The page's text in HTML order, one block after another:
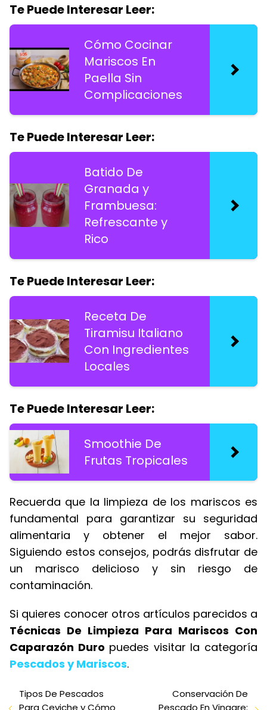
Te Puede Interesar Leer:
Cómo Cocinar
Mariscos En
Paella Sin
Complicaciones
Te Puede Interesar Leer:
Batido De
Granada y
Frambuesa:
Refrescante y
Rico
Te Puede Interesar Leer:
Receta De
Tiramisu Italiano
Con Ingredientes
Locales
Te Puede Interesar Leer:
Smoothie De
Frutas Tropicales
Recuerda que la limpieza de los mariscos es
fundamental para garantizar su seguridad
alimentaria y obtener el mejor sabor.
Siguiendo estos consejos, podrás disfrutar de
un marisco delicioso y sin riesgo de
contaminación.
Si quieres conocer otros artículos parecidos a
Técnicas De Limpieza Para Mariscos Con
Caparazón Duro puedes visitar la categoría
Pescados y Mariscos.
Tipos De Pescados
Para Ceviche y Cómo
Conservación De
Pescado En Vinagre: